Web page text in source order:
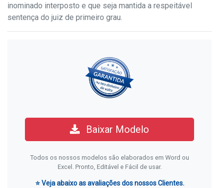
inominado interposto e que seja mantida a respeitável
sentença do juiz de primeiro grau.
Baixar Modelo
Todos os nossos modelos são elaborados em Word ou
Excel. Pronto, Editável e Fácil de usar.
⭐ Veja abaixo as avaliações dos nossos Clientes.